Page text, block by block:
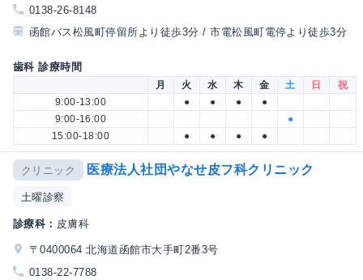
0138-26-8148
函館バス松風町停留所より徒歩3分 / 市電松風町電停より徒歩3分
歯科 診療時間
月 火 水 木 金 土 日
祝
9:00-13:00
● ● ●
●
9:00-16:00
●
15:00-18:00
● ● ● ●
クリニック 医療法人社団やなせ皮フ科クリニック
土曜診察
診療科： 皮膚科
〒0400064 北海道函館市大手町2番3号
0138-22-7788